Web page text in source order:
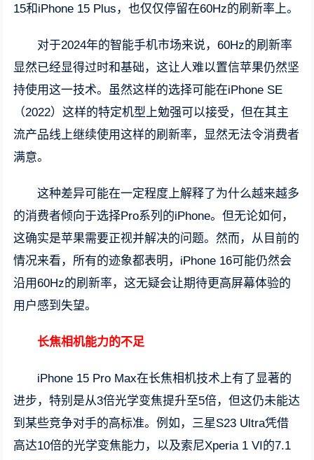
15和iPhone 15 Plus，也仅仅停留在60Hz的刷新率上。
对于2024年的智能手机市场来说，60Hz的刷新率
显然已经显得过时和基础，这让人难以置信苹果仍然坚
持使用这一技术。虽然这样的选择可能在iPhone SE
（2022）这样的特定机型上勉强可以接受，但在其主
流产品线上继续使用这样的刷新率，显然无法令消费者
满意。
这种差异可能在一定程度上解释了为什么越来越多
的消费者倾向于选择Pro系列的iPhone。但无论如何，
这确实是苹果需要正视并解决的问题。然而，从目前的
情况来看，所有的迹象都表明，iPhone 16可能仍然会
沿用60Hz的刷新率，这无疑会让期待更高屏幕体验的
用户感到失望。
长焦相机能力的不足
iPhone 15 Pro Max在长焦相机技术上有了显著的
进步，特别是从3倍光学变焦提升至5倍，但这仍未能达
到某些竞争对手的高标准。例如，三星S23 Ultra凭借
高达10倍的光学变焦能力，以及索尼Xperia 1 VI的7.1